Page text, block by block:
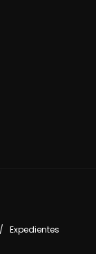
Expedientes